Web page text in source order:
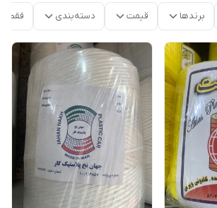
برندها قیمت دسته‌بندی فقط